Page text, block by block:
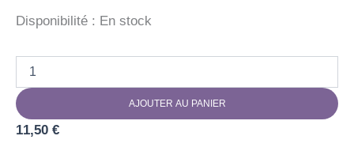
Disponibilité : En stock
LOU
!
-
AJOUTER AU PANIER
11,50 €